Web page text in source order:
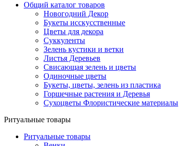
Общий каталог товаров
Новогодний Декор
Букеты исскусственные
Цветы для декора
Суккуленты
Зелень кустики и ветки
Листья Деревьев
Свисающая зелень и цветы
Одиночные цветы
Букеты, цветы, зелень из пластика
Горшечные растения и Деревья
Сухоцветы Флористические материалы
Ритуальные товары
Ритуальные товары